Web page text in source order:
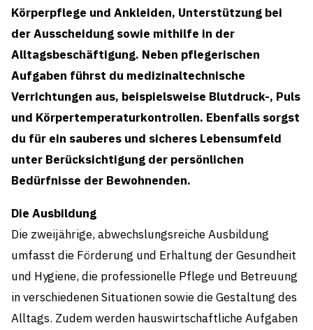
Körperpflege und Ankleiden, Unterstützung bei
der Ausscheidung sowie mithilfe in der
Alltagsbeschäftigung. Neben pflegerischen
Aufgaben führst du medizinaltechnische
Verrichtungen aus, beispielsweise Blutdruck-, Puls
und Körpertemperaturkontrollen. Ebenfalls sorgst
du für ein sauberes und sicheres Lebensumfeld
unter Berücksichtigung der persönlichen
Bedürfnisse der Bewohnenden.
Die Ausbildung
Die zweijährige, abwechslungsreiche Ausbildung
umfasst die Förderung und Erhaltung der Gesundheit
und Hygiene, die professionelle Pflege und Betreuung
in verschiedenen Situationen sowie die Gestaltung des
Alltags. Zudem werden hauswirtschaftliche Aufgaben